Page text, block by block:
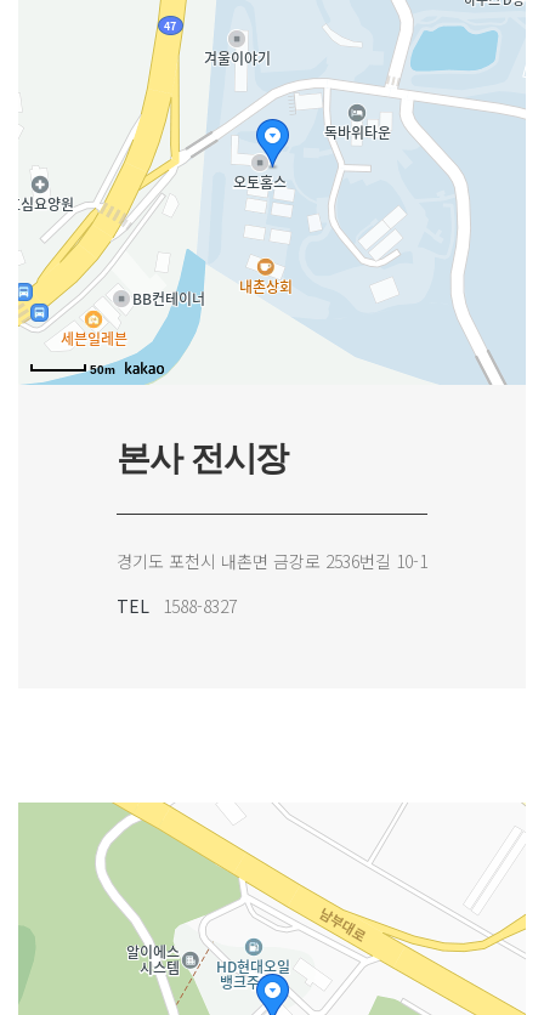
50m
본사 전시장
경기도 포천시 내촌면 금강로 2536번길 10-1
TEL 1588-8327